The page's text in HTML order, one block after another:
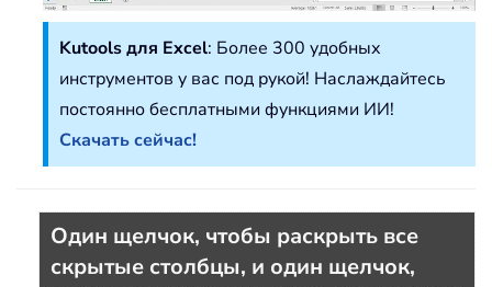
Kutools для Excel: Более 300 удобных
инструментов у вас под рукой! Наслаждайтесь
постоянно бесплатными функциями ИИ!
Скачать сейчас!
Один щелчок, чтобы раскрыть все
скрытые столбцы, и один щелчок,